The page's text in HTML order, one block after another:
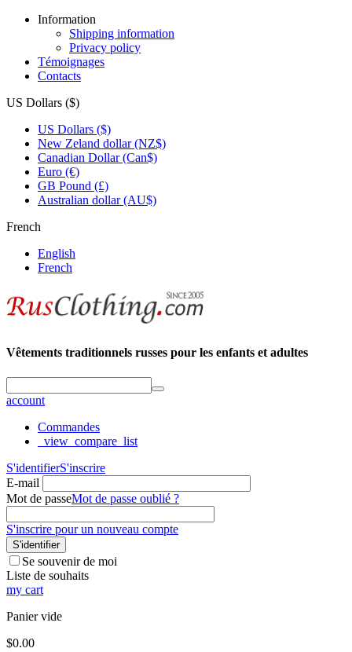
Information
Shipping information
Privacy policy
Témoignages
Contacts
US Dollars ($)
US Dollars ($)
New Zeland dollar (NZ$)
Canadian Dollar (Can$)
Euro (€)
GB Pound (£)
Australian dollar (AU$)
French
English
French
Vêtements traditionnels russes pour les enfants et adultes
account
Commandes
_view_compare_list
S'identifierS'inscrire
E-mail
Mot de passeMot de passe oublié ?
S'inscrire pour un nouveau compte
S'identifier
Se souvenir de moi
Liste de souhaits
my cart
Panier vide
$0.00